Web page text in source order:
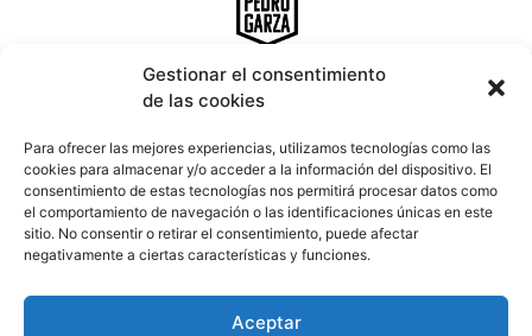
Gestionar el consentimiento
de las cookies
Para ofrecer las mejores experiencias, utilizamos tecnologías como las
cookies para almacenar y/o acceder a la información del dispositivo. El
consentimiento de estas tecnologías nos permitirá procesar datos como
el comportamiento de navegación o las identificaciones únicas en este
sitio. No consentir o retirar el consentimiento, puede afectar
negativamente a ciertas características y funciones.
Aceptar
INICIO PORTFOLIO
Email:info@pedrogarza.es
Teléfono:677 639 794
Ronda das Fontiñas 90 Entreplanta, 27002 Lugo.